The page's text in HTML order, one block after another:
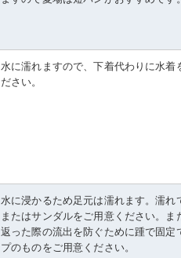
水に濡れますので、下着代わりに水着
ださい。
水に浸かるため足元は濡れます。濡れ
またはサンダルをご用意ください。ま
返った際の流出を防ぐために踵で固定
プのものをご用意ください。